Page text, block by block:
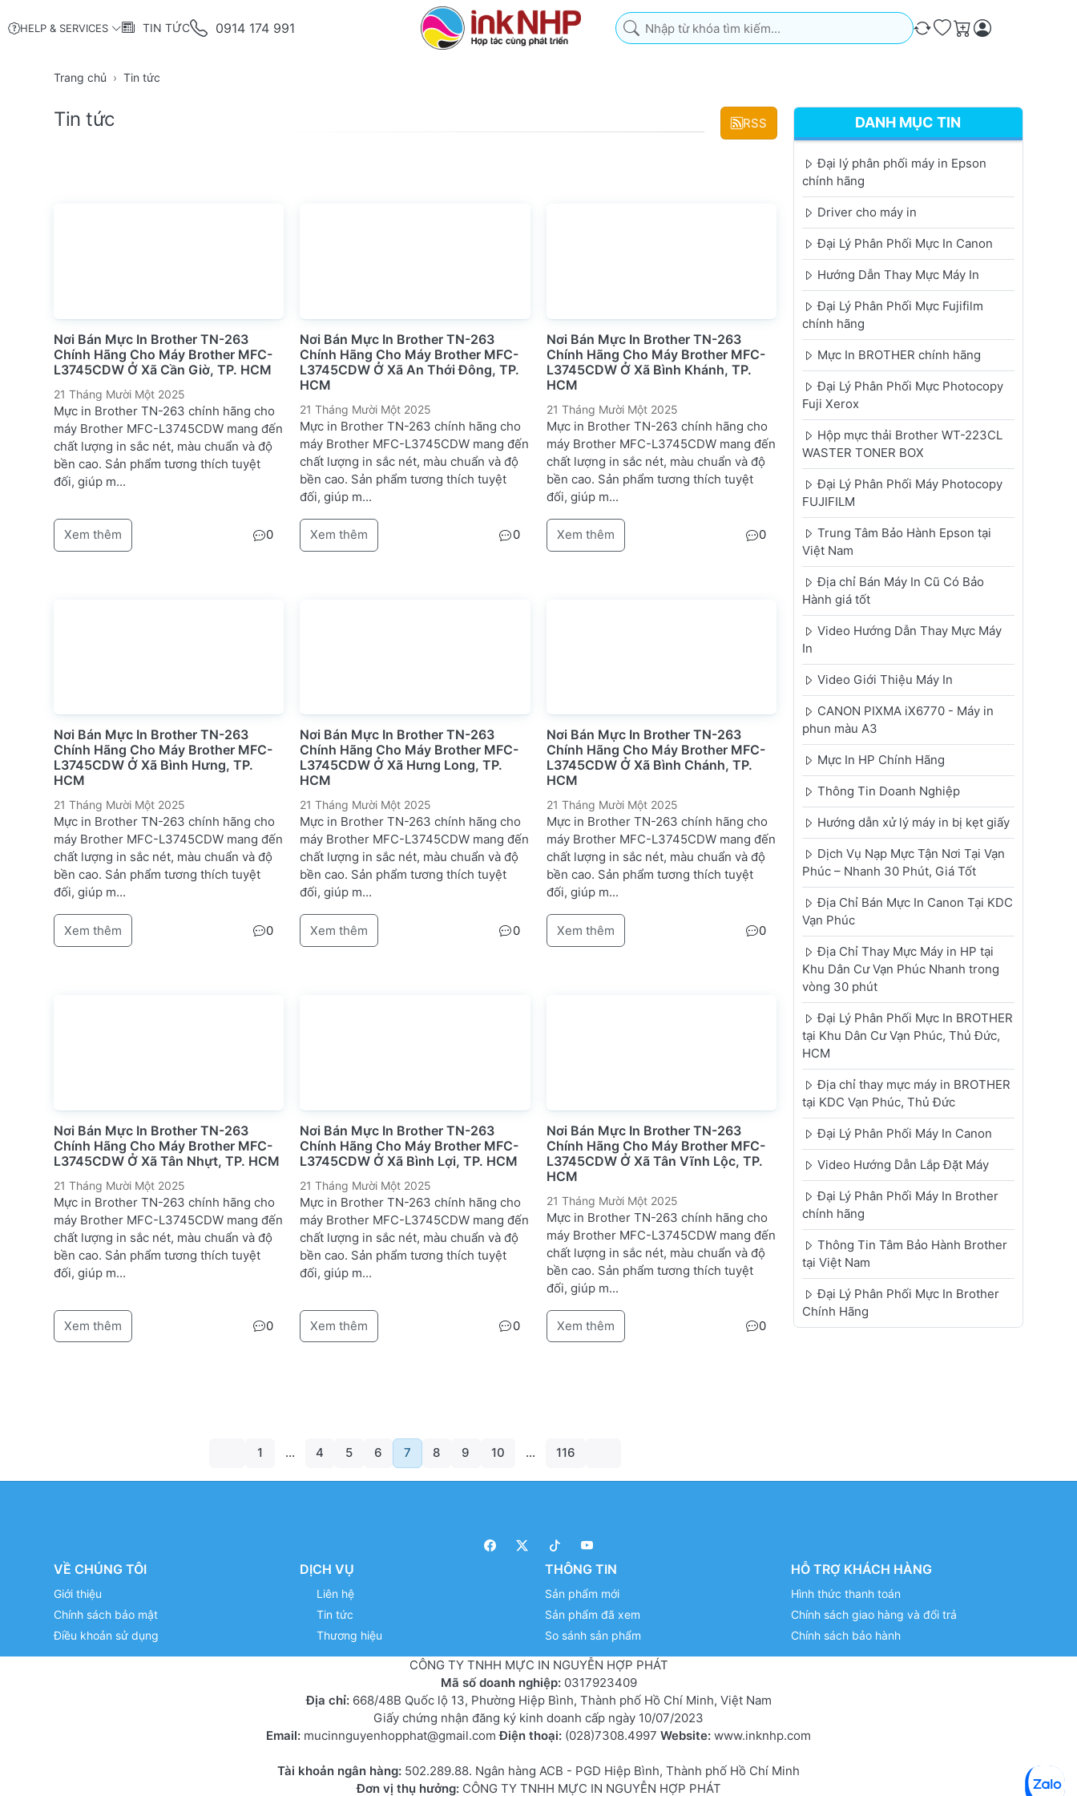
HELP & SERVICES TIN TỨC 0914 174 991
Nhập từ khóa tìm kiếm. Kết quả sẽ tự động xuất hiện khi bạn nhập. Nhấn phím
So sánh
Ưa thích
Giỏ hàng
Trang chủ Tin tức
Tin tức RSS
Nơi Bán Mực In Brother TN-263
Chính Hãng Cho Máy Brother MFC-
L3745CDW Ở Xã Cần Giờ, TP. HCM
21 Tháng Mười Một 2025
Mực in Brother TN-263 chính hãng cho
máy Brother MFC-L3745CDW mang đến
chất lượng in sắc nét, màu chuẩn và độ
bền cao. Sản phẩm tương thích tuyệt
đối, giúp m...
Xem thêm 0
Nơi Bán Mực In Brother TN-263
Chính Hãng Cho Máy Brother MFC-
L3745CDW Ở Xã An Thới Đông, TP.
HCM
21 Tháng Mười Một 2025
Mực in Brother TN-263 chính hãng cho
máy Brother MFC-L3745CDW mang đến
chất lượng in sắc nét, màu chuẩn và độ
bền cao. Sản phẩm tương thích tuyệt
đối, giúp m...
Xem thêm 0
Nơi Bán Mực In Brother TN-263
Chính Hãng Cho Máy Brother MFC-
L3745CDW Ở Xã Bình Khánh, TP.
HCM
21 Tháng Mười Một 2025
Mực in Brother TN-263 chính hãng cho
máy Brother MFC-L3745CDW mang đến
chất lượng in sắc nét, màu chuẩn và độ
bền cao. Sản phẩm tương thích tuyệt
đối, giúp m...
Xem thêm 0
Nơi Bán Mực In Brother TN-263
Chính Hãng Cho Máy Brother MFC-
L3745CDW Ở Xã Bình Hưng, TP.
HCM
21 Tháng Mười Một 2025
Mực in Brother TN-263 chính hãng cho
máy Brother MFC-L3745CDW mang đến
chất lượng in sắc nét, màu chuẩn và độ
bền cao. Sản phẩm tương thích tuyệt
đối, giúp m...
Xem thêm 0
Nơi Bán Mực In Brother TN-263
Chính Hãng Cho Máy Brother MFC-
L3745CDW Ở Xã Hưng Long, TP.
HCM
21 Tháng Mười Một 2025
Mực in Brother TN-263 chính hãng cho
máy Brother MFC-L3745CDW mang đến
chất lượng in sắc nét, màu chuẩn và độ
bền cao. Sản phẩm tương thích tuyệt
đối, giúp m...
Xem thêm 0
Nơi Bán Mực In Brother TN-263
Chính Hãng Cho Máy Brother MFC-
L3745CDW Ở Xã Bình Chánh, TP.
HCM
21 Tháng Mười Một 2025
Mực in Brother TN-263 chính hãng cho
máy Brother MFC-L3745CDW mang đến
chất lượng in sắc nét, màu chuẩn và độ
bền cao. Sản phẩm tương thích tuyệt
đối, giúp m...
Xem thêm 0
Nơi Bán Mực In Brother TN-263
Chính Hãng Cho Máy Brother MFC-
L3745CDW Ở Xã Tân Nhựt, TP. HCM
21 Tháng Mười Một 2025
Mực in Brother TN-263 chính hãng cho
máy Brother MFC-L3745CDW mang đến
chất lượng in sắc nét, màu chuẩn và độ
bền cao. Sản phẩm tương thích tuyệt
đối, giúp m...
Xem thêm 0
Nơi Bán Mực In Brother TN-263
Chính Hãng Cho Máy Brother MFC-
L3745CDW Ở Xã Bình Lợi, TP. HCM
21 Tháng Mười Một 2025
Mực in Brother TN-263 chính hãng cho
máy Brother MFC-L3745CDW mang đến
chất lượng in sắc nét, màu chuẩn và độ
bền cao. Sản phẩm tương thích tuyệt
đối, giúp m...
Xem thêm 0
Nơi Bán Mực In Brother TN-263
Chính Hãng Cho Máy Brother MFC-
L3745CDW Ở Xã Tân Vĩnh Lộc, TP.
HCM
21 Tháng Mười Một 2025
Mực in Brother TN-263 chính hãng cho
máy Brother MFC-L3745CDW mang đến
chất lượng in sắc nét, màu chuẩn và độ
bền cao. Sản phẩm tương thích tuyệt
đối, giúp m...
Xem thêm 0
1 ... 4 5 6 7 8 9 10 ... 116
DANH MỤC TIN
Đại lý phân phối máy in Epson
chính hãng
Driver cho máy in
Đại Lý Phân Phối Mực In Canon
Hướng Dẫn Thay Mực Máy In
Đại Lý Phân Phối Mực Fujifilm
chính hãng
Mực In BROTHER chính hãng
Đại Lý Phân Phối Mực Photocopy
Fuji Xerox
Hộp mực thải Brother WT-223CL
WASTER TONER BOX
Đại Lý Phân Phối Máy Photocopy
FUJIFILM
Trung Tâm Bảo Hành Epson tại
Việt Nam
Địa chỉ Bán Máy In Cũ Có Bảo
Hành giá tốt
Video Hướng Dẫn Thay Mực Máy
In
Video Giới Thiệu Máy In
CANON PIXMA iX6770 - Máy in
phun màu A3
Mực In HP Chính Hãng
Thông Tin Doanh Nghiệp
Hướng dẫn xử lý máy in bị kẹt giấy
Dịch Vụ Nạp Mực Tận Nơi Tại Vạn
Phúc – Nhanh 30 Phút, Giá Tốt
Địa Chỉ Bán Mực In Canon Tại KDC
Vạn Phúc
Địa Chỉ Thay Mực Máy in HP tại
Khu Dân Cư Vạn Phúc Nhanh trong
vòng 30 phút
Đại Lý Phân Phối Mực In BROTHER
tại Khu Dân Cư Vạn Phúc, Thủ Đức,
HCM
Địa chỉ thay mực máy in BROTHER
tại KDC Vạn Phúc, Thủ Đức
Đại Lý Phân Phối Máy In Canon
Video Hướng Dẫn Lắp Đặt Máy
Đại Lý Phân Phối Máy In Brother
chính hãng
Thông Tin Tâm Bảo Hành Brother
tại Việt Nam
Đại Lý Phân Phối Mực In Brother
Chính Hãng
VỀ CHÚNG TÔI
Giới thiệu
Chính sách bảo mật
Điều khoản sử dụng
DỊCH VỤ
Liên hệ
Tin tức
Thương hiệu
THÔNG TIN
Sản phẩm mới
Sản phẩm đã xem
So sánh sản phẩm
HỖ TRỢ KHÁCH HÀNG
Hình thức thanh toán
Chính sách giao hàng và đổi trả
Chính sách bảo hành
CÔNG TY TNHH MỰC IN NGUYỄN HỢP PHÁT
Mã số doanh nghiệp: 0317923409
Địa chỉ:668/48B Quốc lộ 13, Phường Hiệp Bình, Thành phố Hồ Chí Minh, Việt Nam
Giấy chứng nhận đăng ký kinh doanh cấp ngày 10/07/2023
Email: mucinnguyenhopphat@gmail.comĐiện thoại: (028)7308.4997 Website: www.inknhp.com
Tài khoản ngân hàng: 502.289.88. Ngân hàng ACB - PGD Hiệp Bình, Thành phố Hồ Chí Minh
Đơn vị thụ hưởng:CÔNG TY TNHH MỰC IN NGUYỄN HỢP PHÁT